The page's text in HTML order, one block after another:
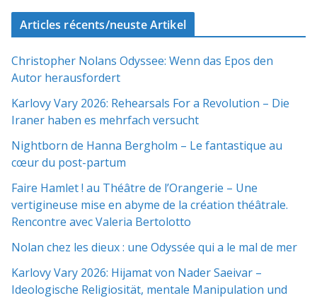
Articles récents/neuste Artikel
Christopher Nolans Odyssee: Wenn das Epos den
Autor herausfordert
Karlovy Vary 2026: Rehearsals For a Revolution – Die
Iraner haben es mehrfach versucht
Nightborn de Hanna Bergholm – Le fantastique au
cœur du post-partum
Faire Hamlet ! au Théâtre de l’Orangerie – Une
vertigineuse mise en abyme de la création théâtrale.
Rencontre avec Valeria Bertolotto
Nolan chez les dieux : une Odyssée qui a le mal de mer
Karlovy Vary 2026: Hijamat von Nader Saeivar​​ –
Ideologische Religiosität, mentale Manipulation und